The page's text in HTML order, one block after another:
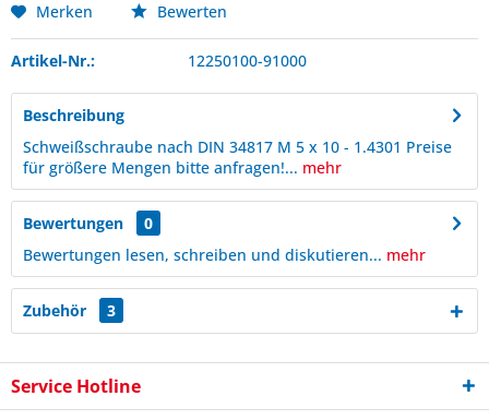
Merken Bewerten
Artikel-Nr.: 12250100-91000
Beschreibung
Schweißschraube nach DIN 34817 M 5 x 10 - 1.4301 Preise
für größere Mengen bitte anfragen!... mehr
Bewertungen
0
Bewertungen lesen, schreiben und diskutieren... mehr
Zubehör 3
Service Hotline